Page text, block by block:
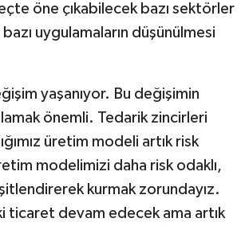
öne çıkabilecek bazı sektörler
uygulamaların düşünülmesi
yaşanıyor. Bu değişimin
önemli. Tedarik zincirleri
üretim modeli artık risk
modelimizi daha risk odaklı,
kurmak zorundayız.
ticaret devam edecek ama artık